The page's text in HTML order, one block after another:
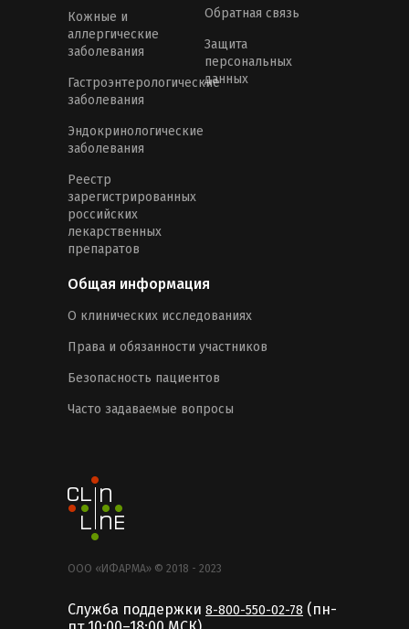
Кожные и
аллергические
заболевания
Гастроэнтерологические
заболевания
Эндокринологические
заболевания
Реестр
зарегистрированных
российских
лекарственных
препаратов
Обратная связь
Защита
персональных
данных
Общая информация
О клинических исследованиях
Права и обязанности участников
Безопасность пациентов
Часто задаваемые вопросы
ООО «ИФАРМА» © 2018 - 2023
Служба поддержки 8-800-550-02-78 (пн-